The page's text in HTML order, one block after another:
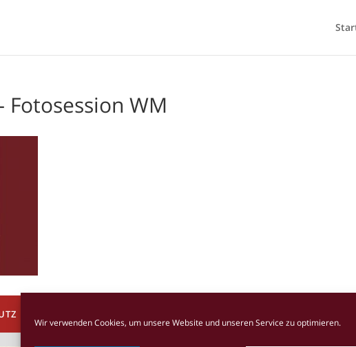
Wir verwenden Cookies, um unsere Website und unseren Service zu optimieren.
Fotosession WM